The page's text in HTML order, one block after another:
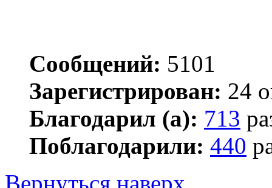
Сообщений: 5101
Зарегистрирован: 24
Благодарил (а): 713
Поблагодарили: 440